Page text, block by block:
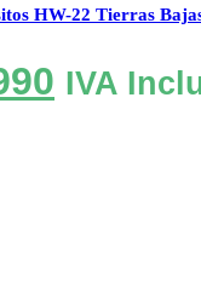
HW-22 Tierras
El
precio
IVA